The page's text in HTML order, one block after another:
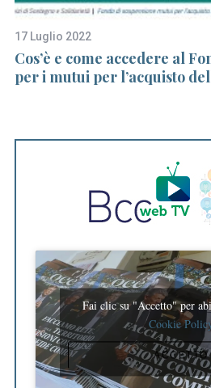
17 Luglio 2022
Cos’è e come accedere al
per i mutui per l’acquisto
Fai clic su "Accetto" per
Cookie
ACCETTO
e
a
r